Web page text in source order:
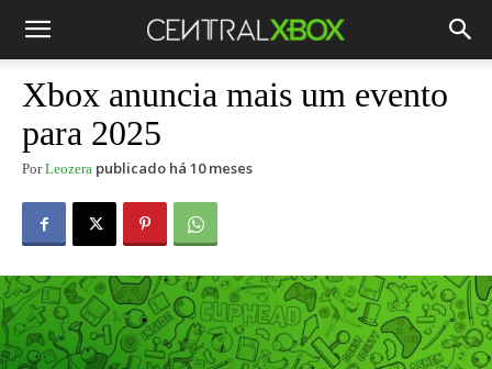
Xbox anuncia mais um evento
para 2025
Por Leozera publicado há 10 meses